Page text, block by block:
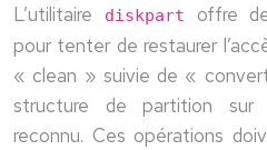
L’utilitaire diskpart
offre
pour tenter de restaurer
« clean » suivie de «
structure de partition sur
reconnu. Ces opérations